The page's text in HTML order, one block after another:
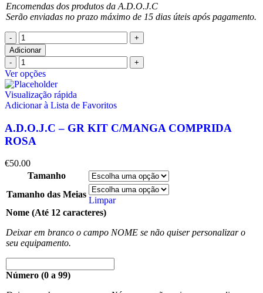
Encomendas dos produtos da A.D.O.J.C
Serão enviadas no prazo máximo de 15 dias úteis após pagamento.
Adicionar
Ver opções
Visualização rápida
Adicionar à Lista de Favoritos
A.D.O.J.C – GR KIT C/MANGA COMPRIDA
ROSA
€50.00
Tamanho
Tamanho das Meias
Limpar
Nome (Até 12 caracteres)
Deixar em branco o campo NOME se não quiser personalizar o
seu equipamento.
Número (0 a 99)